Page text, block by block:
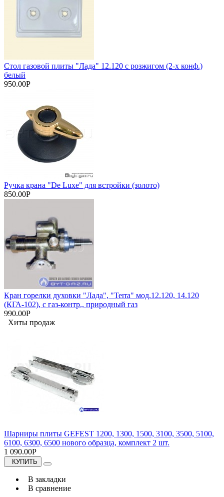
Стол газовой плиты "Лада" 12.120 с розжигом (2-х конф.)
белый
950.00Р
Ручка крана "De Luxe" для встройки (золото)
850.00Р
Кран горелки духовки "Лада", "Terra" мод.12.120, 14.120
(КГА-102), с газ-контр., природный газ
990.00Р
Хиты продаж
Шарниры плиты GEFEST 1200, 1300, 1500, 3100, 3500, 5100,
6100, 6300, 6500 нового образца, комплект 2 шт.
1 090.00Р
КУПИТЬ
В закладки
В сравнение